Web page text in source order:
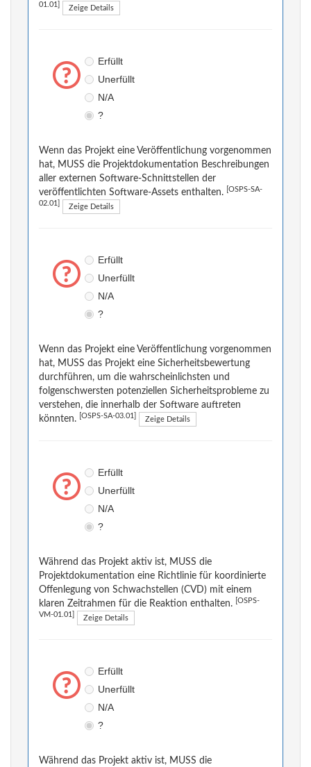
01.01] Zeige Details
Erfüllt
Unerfüllt
N/A
?
Wenn das Projekt eine Veröffentlichung vorgenommen
hat, MUSS die Projektdokumentation Beschreibungen
aller externen Software-Schnittstellen der
veröffentlichten Software-Assets enthalten.
[OSPS-SA-
02.01] Zeige Details
Erfüllt
Unerfüllt
N/A
?
Wenn das Projekt eine Veröffentlichung vorgenommen
hat, MUSS das Projekt eine Sicherheitsbewertung
durchführen, um die wahrscheinlichsten und
folgenschwersten potenziellen Sicherheitsprobleme zu
verstehen, die innerhalb der Software auftreten
könnten.
[OSPS-SA-03.01] Zeige Details
Erfüllt
Unerfüllt
N/A
?
Während das Projekt aktiv ist, MUSS die
Projektdokumentation eine Richtlinie für koordinierte
Offenlegung von Schwachstellen (CVD) mit einem
klaren Zeitrahmen für die Reaktion enthalten.
[OSPS-
VM-01.01] Zeige Details
Erfüllt
Unerfüllt
N/A
?
Während das Projekt aktiv ist, MUSS die